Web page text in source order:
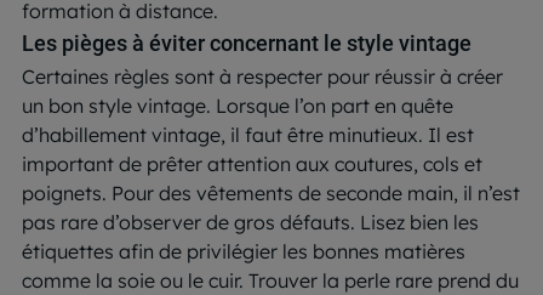
formation à distance.
Les pièges à éviter concernant le style vintage
Certaines règles sont à respecter pour réussir à créer
un bon style vintage. Lorsque l’on part en quête
d’habillement vintage, il faut être minutieux. Il est
important de prêter attention aux coutures, cols et
poignets. Pour des vêtements de seconde main, il n’est
pas rare d’observer de gros défauts. Lisez bien les
étiquettes afin de privilégier les bonnes matières
comme la soie ou le cuir. Trouver la perle rare prend du